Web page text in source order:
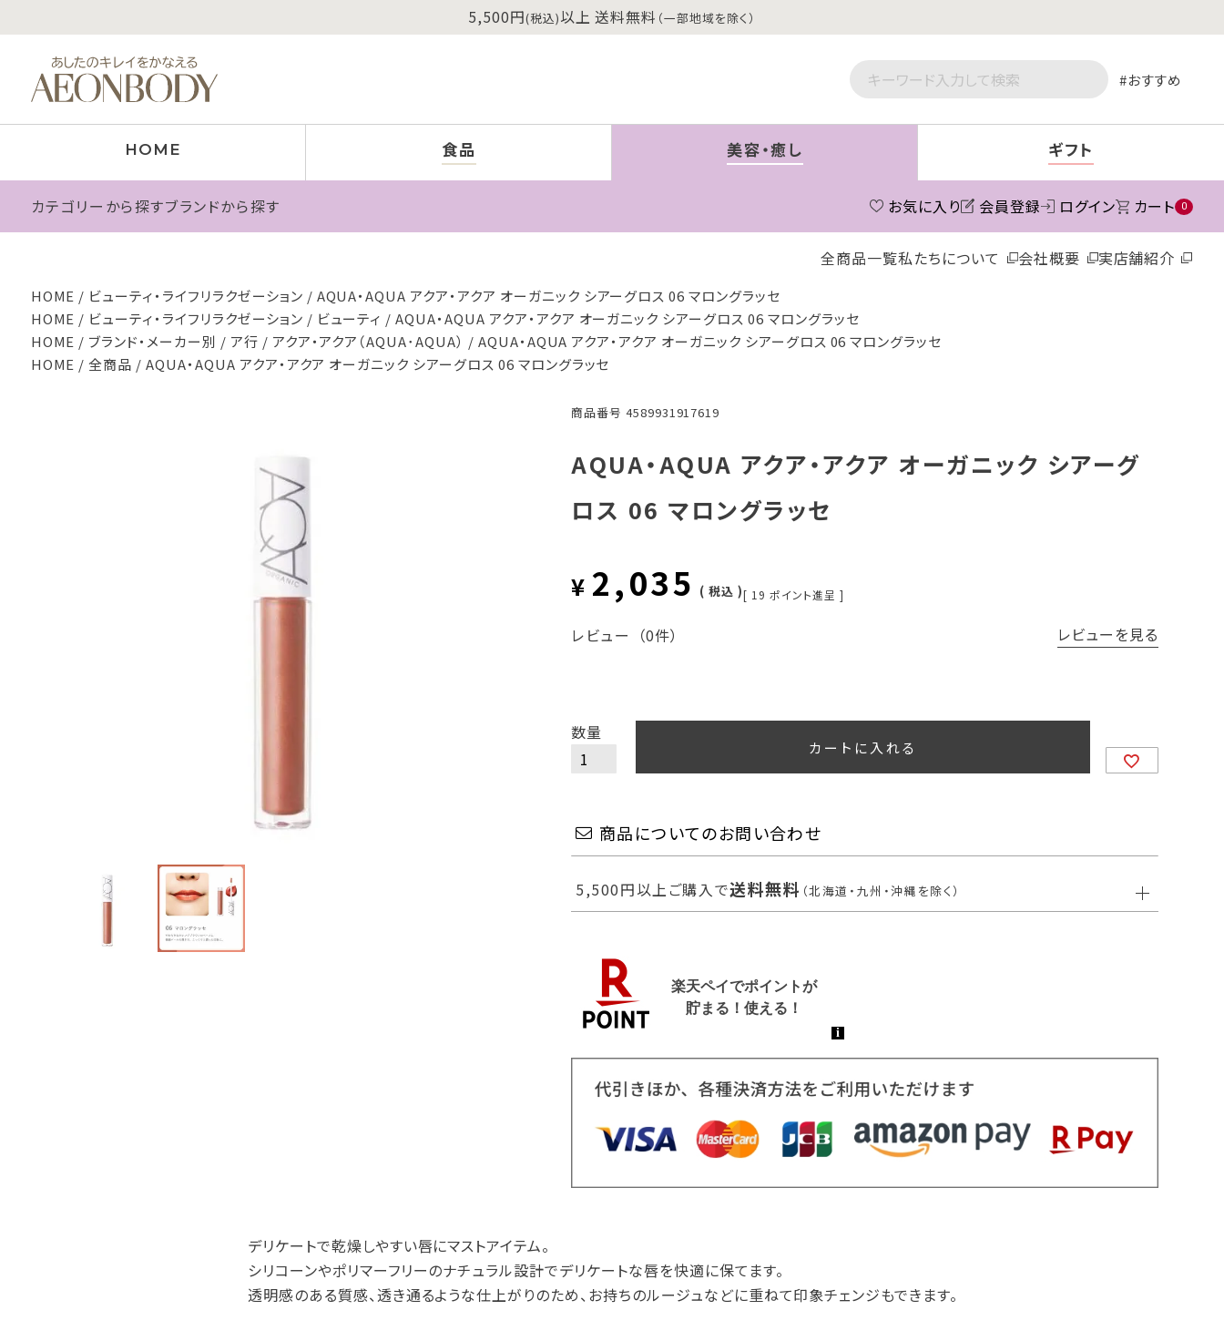
5,500円(税込)以上 送料無料 （一部地域を除く）
おすすめ
HOME 食品 美容・癒し ギフト
カテゴリーから探すブランドから探す お気に入り 会員登録 ログイン カート 0
全商品一覧私たちについて 会社概要 実店舗紹介
HOME ビューティ・ライフリラクゼーション
AQUA・AQUA アクア・アクア オーガニック シアーグロス 06 マロングラッセ
HOME
ビューティ・ライフリラクゼーション ビューティ
AQUA・AQUA アクア・アクア オーガニック シアーグロス 06 マロングラッセ
HOME
ブランド・メーカー別 ア行 アクア・アクア（AQUA･AQUA）
AQUA・AQUA アクア・アクア オーガニック シアーグロス 06 マロングラッセ
HOME
全商品 AQUA・AQUA アクア・アクア オーガニック シアーグロス 06 マロングラッセ
商品番号 4589931917619
AQUA・AQUA アクア・アクア オーガニック シアーグ
ロス 06 マロングラッセ
¥ 2,035 税込 [ 19 ポイント進呈 ]
レビュー （0件） レビューを見る
カートに入れる
商品についてのお問い合わせ
5,500円以上ご購入で送料無料 （北海道・九州・沖縄を除く）
デリケートで乾燥しやすい唇にマストアイテム。
シリコーンやポリマーフリーのナチュラル設計でデリケートな唇を快適に保てます。
透明感のある質感、透き通るような仕上がりのため、お持ちのルージュなどに重ねて印象チェンジもできます。